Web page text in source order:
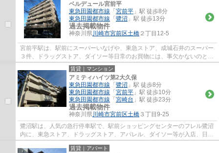
ベルデュール宮前平
東急田園都市線 「 宮前平 」駅 徒歩8分
東急田園都市線 「 鷺沼 」駅 徒歩13分
過去掲載物件
神奈川県川崎市宮前区土橋 ２丁目12-5
宮前平駅は、駅前にスーパーいなげや、東急ストア、成城石井のスーパー
３件、ドラッグストア、ダイソー等日常のお買物には、事欠かないのと、
駅北側には、宮前区役所、宮前図書館、宮...
賃貸｜マンション
アミティハイツ第2大久保
東急田園都市線 「 鷺沼 」駅 徒歩8分
東急田園都市線 「 宮前平 」駅 徒歩10分
東急田園都市線 「 宮崎台 」駅 徒歩23分
過去掲載物件
神奈川県川崎市宮前区土橋 ３丁目9-25
鷺沼駅は、人気の急行停車駅で、駅前ショッピングセンターのフレル鷺沼
内に、東急ストア、ドラッグストア、アパレル、ダイソー等が入店、日常
のお買い物に便利で、周辺には、飲食店街...
賃貸｜アパート